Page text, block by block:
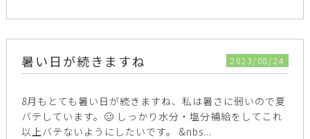
暑い日が続きますね 2023/08/24
8月もとても暑い日が続きますね、私は暑さに弱いので夏
バテしています。🥴 しっかり水分・塩分補給をしてこれ
以上バテないようにしたいです。 &nbs...